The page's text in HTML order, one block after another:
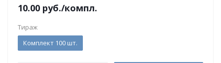
10.00 руб./компл.
Тираж
Комплект 100 шт.